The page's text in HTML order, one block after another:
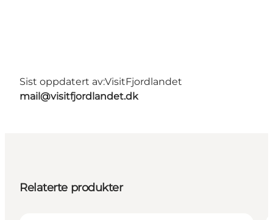
Sist oppdatert av:VisitFjordlandet
mail@visitfjordlandet.dk
Relaterte produkter